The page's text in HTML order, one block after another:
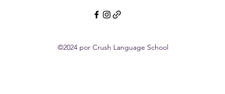
©2024 por Crush Language School